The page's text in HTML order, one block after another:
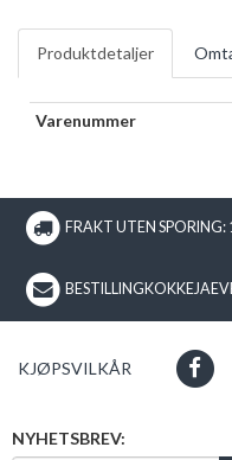
Produktdetaljer
Varenummer
FRAKT UTEN SPORING:
KJØPSVILKÅR
NYHETSBREV: